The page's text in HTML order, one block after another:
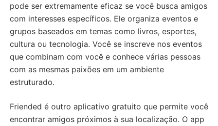
pode ser extremamente eficaz se você busca amigos
com interesses específicos. Ele organiza eventos e
grupos baseados em temas como livros, esportes,
cultura ou tecnologia. Você se inscreve nos eventos
que combinam com você e conhece várias pessoas
com as mesmas paixões em um ambiente
estruturado.
Friended é outro aplicativo gratuito que permite você
encontrar amigos próximos à sua localização. O app